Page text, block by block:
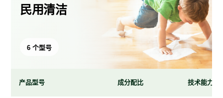
民用清洁
6 个型号
产品型号 成分配比 技术能力